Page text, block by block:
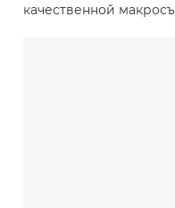
качественной